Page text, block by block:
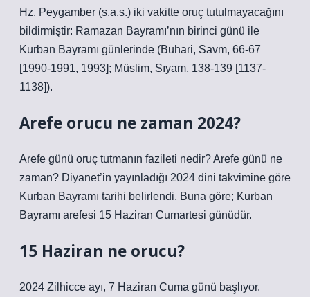
Hz. Peygamber (s.a.s.) iki vakitte oruç tutulmayacağını
bildirmiştir: Ramazan Bayramı’nın birinci günü ile
Kurban Bayramı günlerinde (Buhari, Savm, 66-67
[1990-1991, 1993]; Müslim, Sıyam, 138-139 [1137-
1138]).
Arefe orucu ne zaman 2024?
Arefe günü oruç tutmanın fazileti nedir? Arefe günü ne
zaman? Diyanet’in yayınladığı 2024 dini takvimine göre
Kurban Bayramı tarihi belirlendi. Buna göre; Kurban
Bayramı arefesi 15 Haziran Cumartesi günüdür.
15 Haziran ne orucu?
2024 Zilhicce ayı, 7 Haziran Cuma günü başlıyor.